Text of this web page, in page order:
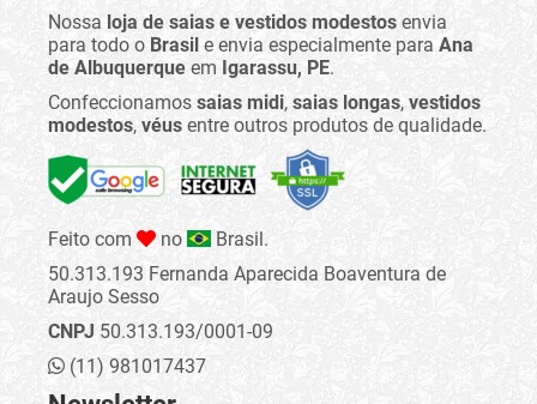
Nossa loja de saias e vestidos modestos envia
para todo o Brasil e envia especialmente para Ana
de Albuquerque em Igarassu, PE.
Confeccionamos saias midi, saias longas, vestidos
modestos, véus entre outros produtos de qualidade.
Feito com no
Brasil.
50.313.193 Fernanda Aparecida Boaventura de
Araujo Sesso
CNPJ 50.313.193/0001-09
(11) 981017437